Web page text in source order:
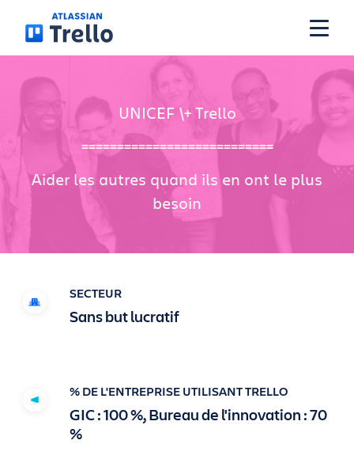
Skip to main content
Fonctionnalités
Solutions
Offres
Ressources
Connexion
UNICEF \+ Trello
===========================
Aider les autres quand ils en ont le plus
besoin
SECTEUR
Sans but lucratif
% DE L'ENTREPRISE UTILISANT TRELLO
GIC : 100 %, Bureau de l'innovation : 70
%